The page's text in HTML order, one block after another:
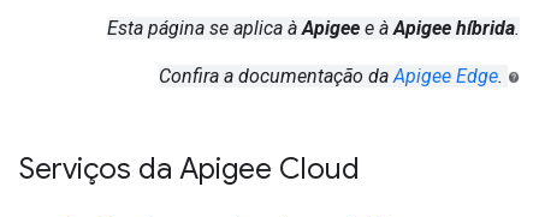
Esta página se aplica àApigee e àApigee híbrida.
Confira a documentação daApigee Edge.
Serviços da Apigee Cloud